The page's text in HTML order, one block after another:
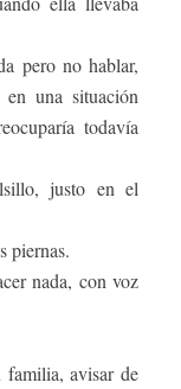
pero no hablar,
una situación
todavía
justo en el
piernas.
nada, con voz
avisar de